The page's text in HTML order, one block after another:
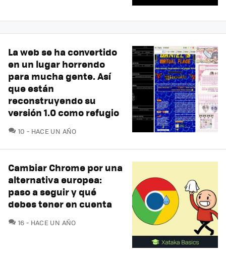
La web se ha convertido
en un lugar horrendo
para mucha gente. Así
que están
reconstruyendo su
versión 1.0 como refugio
10 COMENTARIOS
HACE UN AÑO
Cambiar Chrome por una
alternativa europea:
paso a seguir y qué
debes tener en cuenta
16 COMENTARIOS
HACE UN AÑO